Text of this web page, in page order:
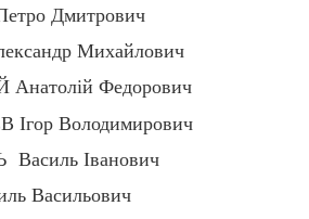
Дмитрович
Михайлович
Федорович
Володимирович
Іванович
Васильович